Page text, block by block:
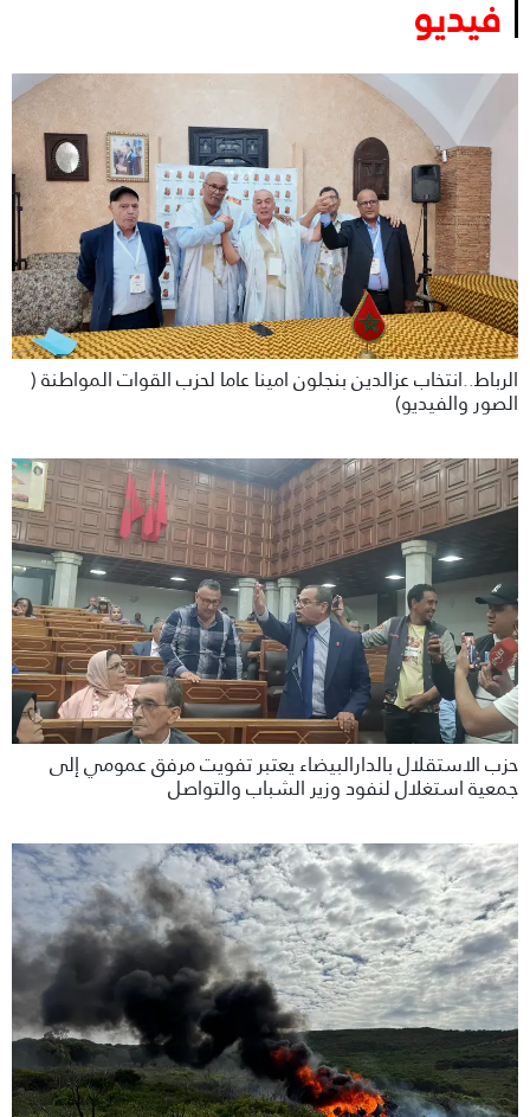
فيديو
الرباط..انتخاب عزالدين بنجلون امينا عاما لحزب القوات المواطنة (
الصور والفيديو)
حزب الاستقلال بالدارالبيضاء يعتبر تفويت مرفق عمومي إلى
جمعية استغلال لنفود وزير الشباب والتواصل